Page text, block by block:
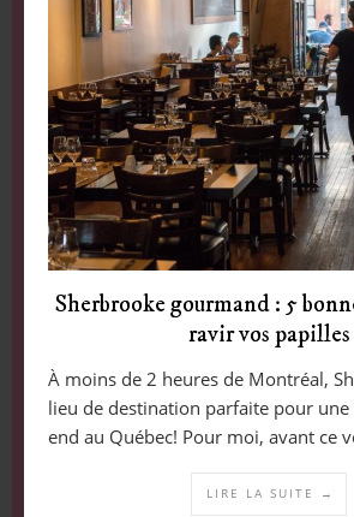
Sherbrooke gourmand : 5
ravir vos papilles
À moins de 2 heures de Montréal,
lieu de destination parfaite pour une
end au Québec! Pour moi, avant ce
LIRE LA SUITE →